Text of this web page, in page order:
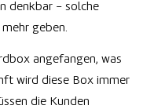
denkbar – solche
geben.
angefangen, was
wird diese Box immer
die Kunden